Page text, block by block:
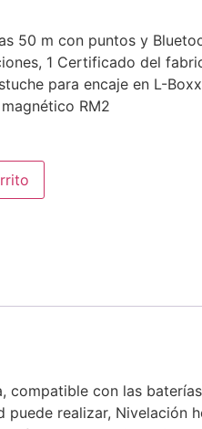
50 m con puntos y
1 Certificado del
para encaje en L-
RM2
con las
realizar, Nivelación